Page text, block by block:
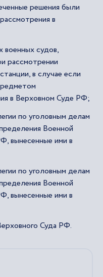
решения были
в
военных судов,
рассмотрении
в случае если
в Верховном Суде РФ;
по уголовным делам
Военной
вынесенные ими в
по уголовным делам
Военной
вынесенные ими в
Суда РФ.